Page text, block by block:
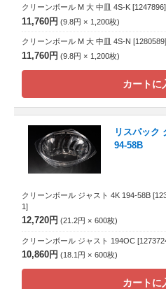
クリーンボール M 大 中皿 4S-K [1247896]
11,760円 9.8円 1,200枚
クリーンボール M 大 中皿 4S-N [1280589]
11,760円 9.8円 1,200枚
カートに
リスパック
94-58B
クリーンボール ジャスト 4K 194-58B
1]
12,720円 21.2円 600枚
クリーンボール ジャスト 194OC
10,860円 18.1円 600枚
カートに